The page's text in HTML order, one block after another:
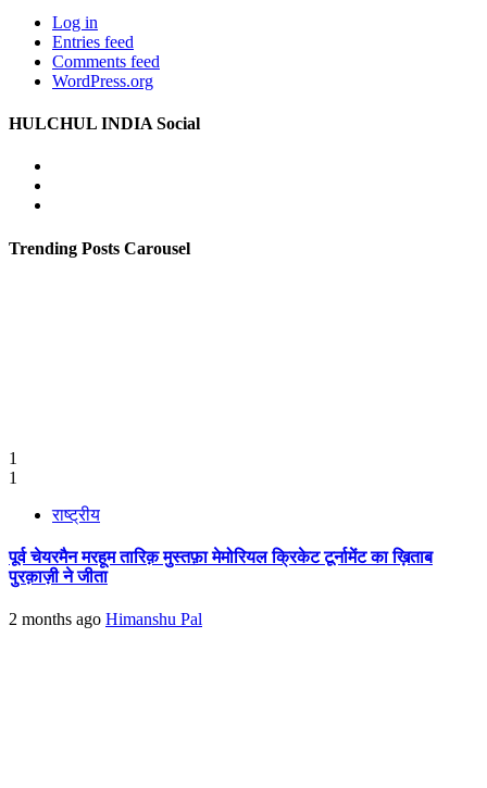
Log in
Entries feed
Comments feed
WordPress.org
HULCHUL INDIA Social
Trending Posts Carousel
1
1
राष्ट्रीय
पूर्व चेयरमैन मरहूम तारिक़ मुस्तफ़ा मेमोरियल क्रिकेट टूर्नामेंट का ख़िताब
पुरक़ाज़ी ने जीता
2 months ago Himanshu Pal